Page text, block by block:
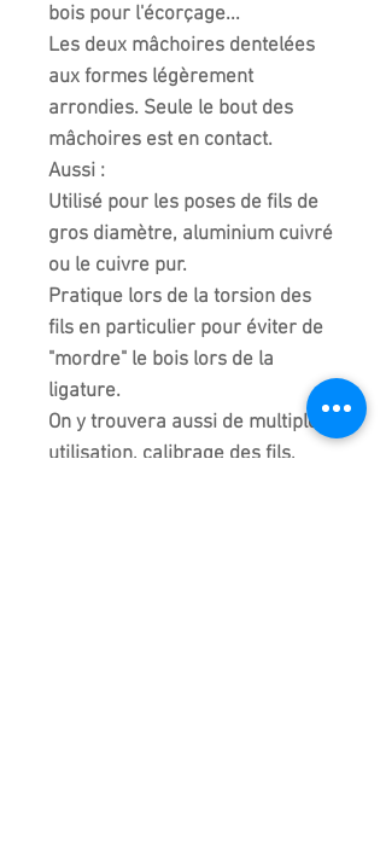
bois pour l'écorçage...
Les deux mâchoires dentelées
aux formes légèrement
arrondies. Seule le bout des
mâchoires est en contact.
Aussi :
Utilisé pour les poses de fils de
gros diamètre, aluminium cuivré
ou le cuivre pur.
Pratique lors de la torsion des
fils en particulier pour éviter de
"mordre" le bois lors de la
ligature.
On y trouvera aussi de multiple
utilisation, calibrage des fils,